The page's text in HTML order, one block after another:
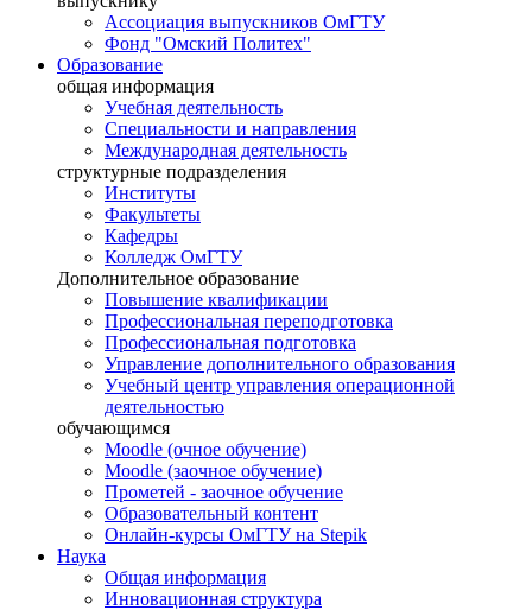
Ассоциация выпускников ОмГТУ
Фонд "Омский Политех"
Образование
общая информация
Учебная деятельность
Специальности и направления
Международная деятельность
структурные подразделения
Институты
Факультеты
Кафедры
Колледж ОмГТУ
Дополнительное образование
Повышение квалификации
Профессиональная переподготовка
Профессиональная подготовка
Управление дополнительного образования
Учебный центр управления операционной
деятельностью
обучающимся
Moodle (очное обучение)
Moodle (заочное обучение)
Прометей - заочное обучение
Образовательный контент
Онлайн-курсы ОмГТУ на Stepik
Наука
Общая информация
Инновационная структура